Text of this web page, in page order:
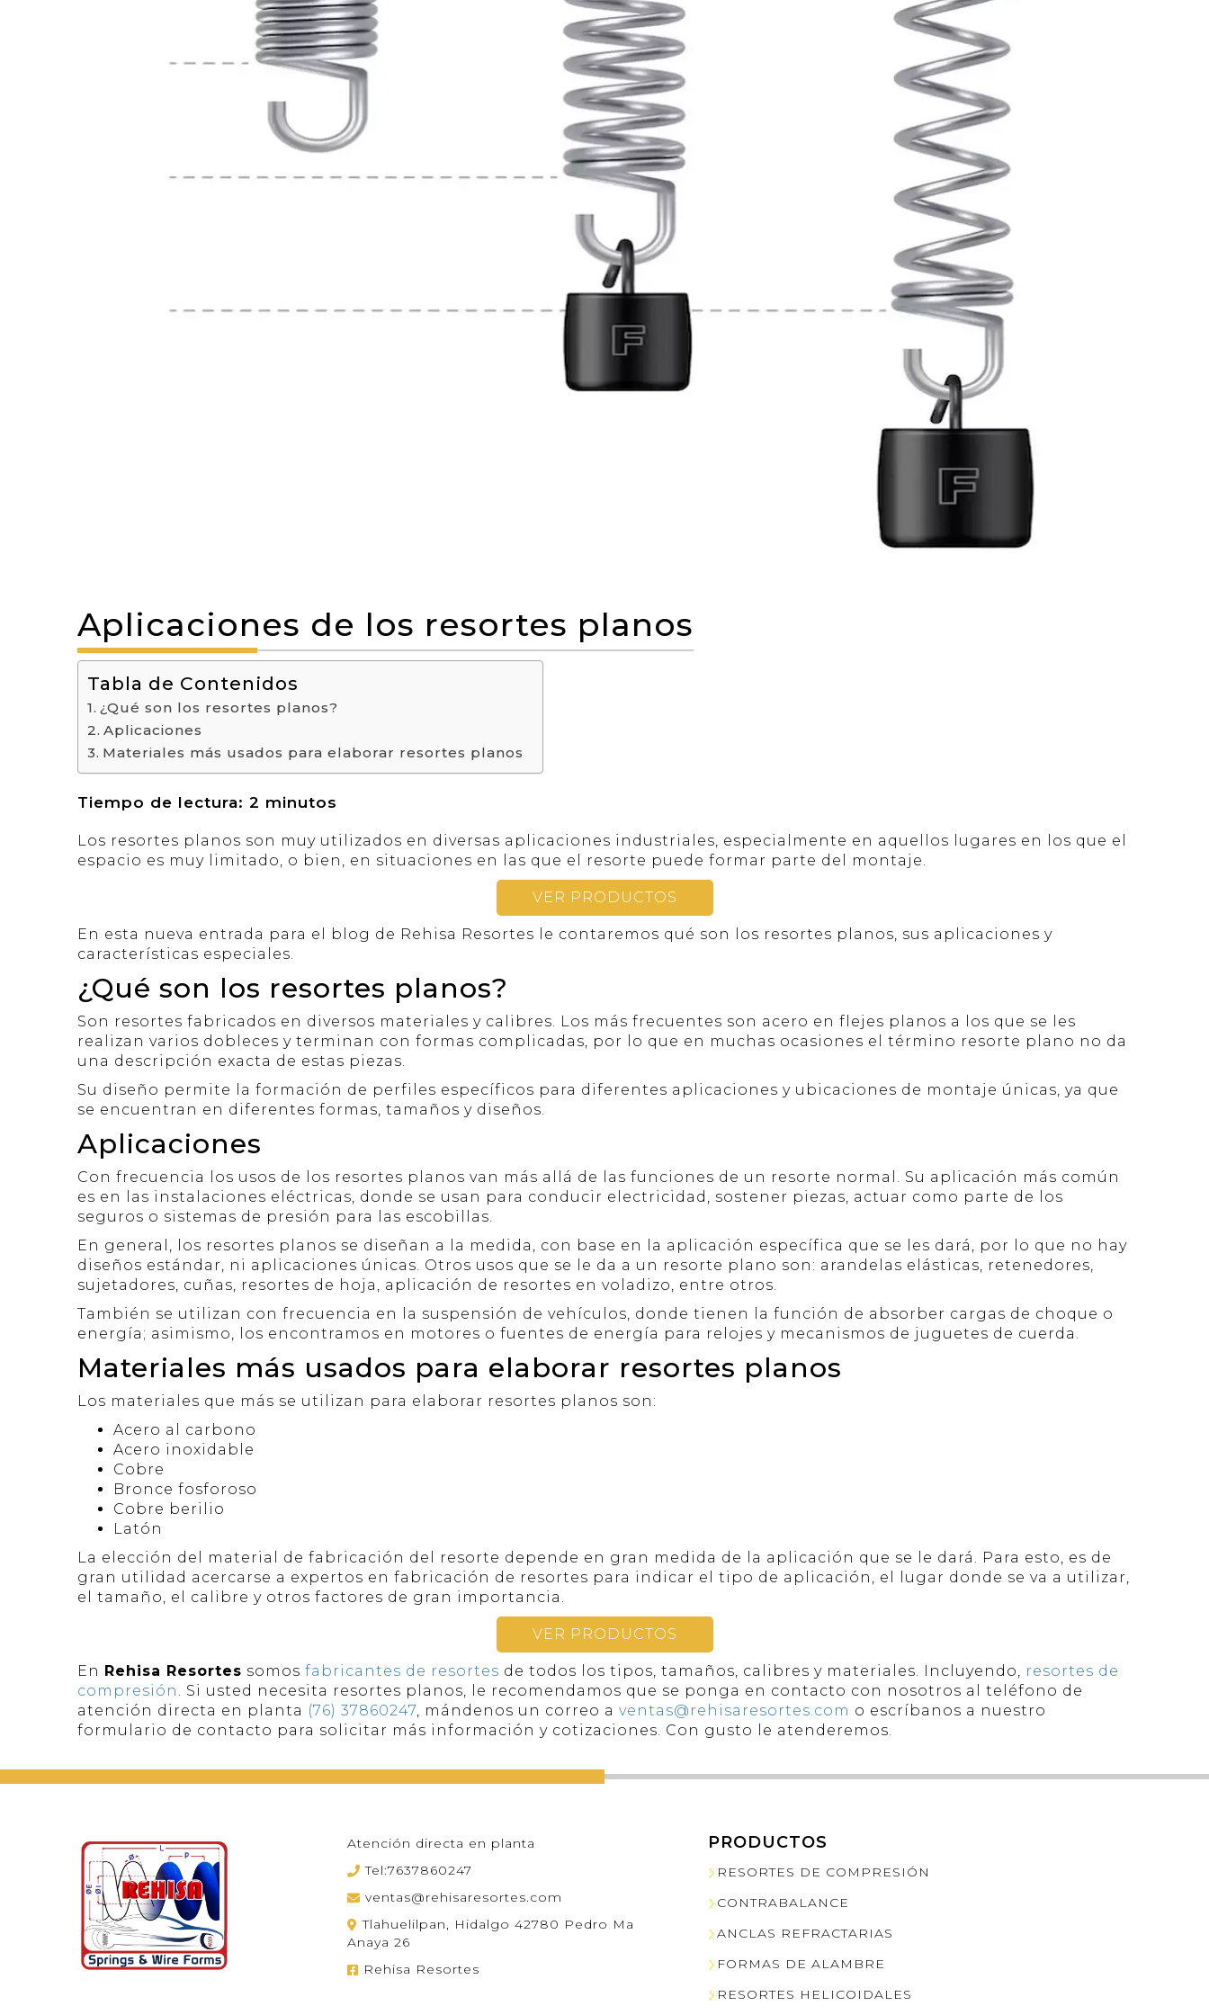
Aplicaciones de los resortes planos
Tabla de Contenidos
¿Qué son los resortes planos?
Aplicaciones
Materiales más usados para elaborar resortes planos
Tiempo de lectura: 2 minutos
Los resortes planos son muy utilizados en diversas aplicaciones industriales, especialmente en aquellos lugares en los que el
espacio es muy limitado, o bien, en situaciones en las que el resorte puede formar parte del montaje.
VER PRODUCTOS
En esta nueva entrada para el blog de Rehisa Resortes le contaremos qué son los resortes planos, sus aplicaciones y
características especiales.
¿Qué son los resortes planos?
Son resortes fabricados en diversos materiales y calibres. Los más frecuentes son acero en flejes planos a los que se les
realizan varios dobleces y terminan con formas complicadas, por lo que en muchas ocasiones el término resorte plano no da
una descripción exacta de estas piezas.
Su diseño permite la formación de perfiles específicos para diferentes aplicaciones y ubicaciones de montaje únicas, ya que
se encuentran en diferentes formas, tamaños y diseños.
Aplicaciones
Con frecuencia los usos de los resortes planos van más allá de las funciones de un resorte normal. Su aplicación más común
es en las instalaciones eléctricas, donde se usan para conducir electricidad, sostener piezas, actuar como parte de los
seguros o sistemas de presión para las escobillas.
En general, los resortes planos se diseñan a la medida, con base en la aplicación específica que se les dará, por lo que no hay
diseños estándar, ni aplicaciones únicas. Otros usos que se le da a un resorte plano son: arandelas elásticas, retenedores,
sujetadores, cuñas, resortes de hoja, aplicación de resortes en voladizo, entre otros.
También se utilizan con frecuencia en la suspensión de vehículos, donde tienen la función de absorber cargas de choque o
energía; asimismo, los encontramos en motores o fuentes de energía para relojes y mecanismos de juguetes de cuerda.
Materiales más usados para elaborar resortes planos
Los materiales que más se utilizan para elaborar resortes planos son:
Acero al carbono
Acero inoxidable
Cobre
Bronce fosforoso
Cobre berilio
Latón
La elección del material de fabricación del resorte depende en gran medida de la aplicación que se le dará. Para esto, es de
gran utilidad acercarse a expertos en fabricación de resortes para indicar el tipo de aplicación, el lugar donde se va a utilizar,
el tamaño, el calibre y otros factores de gran importancia.
VER PRODUCTOS
En Rehisa Resortes somos fabricantes de resortes de todos los tipos, tamaños, calibres y materiales. Incluyendo, resortes de
compresión . Si usted necesita resortes planos, le recomendamos que se ponga en contacto con nosotros al teléfono de
atención directa en planta (76) 37860247, mándenos un correo a ventas@rehisaresortes.com o escríbanos a nuestro
formulario de contacto para solicitar más información y cotizaciones. Con gusto le atenderemos.
Atención directa en planta
Tel:7637860247
ventas@rehisaresortes.com
Tlahuelilpan, Hidalgo 42780 Pedro Ma
Anaya 26
Rehisa Resortes
PRODUCTOS
RESORTES DE COMPRESIÓN
CONTRABALANCE
ANCLAS REFRACTARIAS
FORMAS DE ALAMBRE
RESORTES HELICOIDALES